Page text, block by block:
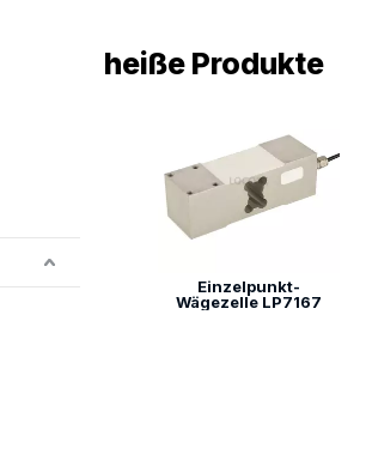
heiße Produkte
Einzelpunkt-
Wägezelle LP7167